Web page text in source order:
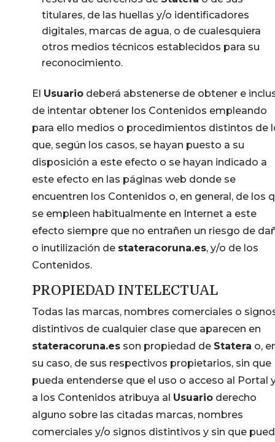
titulares, de las huellas y/o identificadores
digitales, marcas de agua, o de cualesquiera
otros medios técnicos establecidos para su
reconocimiento.
El Usuario deberá abstenerse de obtener e
de intentar obtener los Contenidos empleando
para ello medios o procedimientos distintos de
que, según los casos, se hayan puesto a su
disposición a este efecto o se hayan indicado a
este efecto en las páginas web donde se
encuentren los Contenidos o, en general, de los
se empleen habitualmente en Internet a este
efecto siempre que no entrañen un riesgo de
o inutilización de stateracoruna.es, y/o de los
Contenidos.
PROPIEDAD INTELECTUAL
Todas las marcas, nombres comerciales o
distintivos de cualquier clase que aparecen en
stateracoruna.es son propiedad de Statera o,
su caso, de sus respectivos propietarios, sin que
pueda entenderse que el uso o acceso al Portal
a los Contenidos atribuya al Usuario derecho
alguno sobre las citadas marcas, nombres
comerciales y/o signos distintivos y sin que